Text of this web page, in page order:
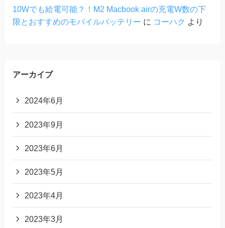
10Wでも給電可能？！M2 Macbook airの充電W数の下
限とおすすめのモバイルバッテリー に コーハク より
アーカイブ
2024年6月
2023年9月
2023年6月
2023年5月
2023年4月
2023年3月